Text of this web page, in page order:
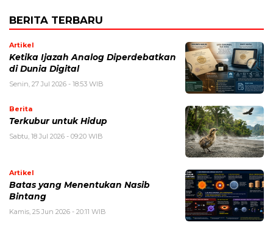
BERITA TERBARU
Artikel
Ketika Ijazah Analog Diperdebatkan
di Dunia Digital
Senin, 27 Jul 2026 - 18:53 WIB
Berita
Terkubur untuk Hidup
Sabtu, 18 Jul 2026 - 09:20 WIB
Artikel
Batas yang Menentukan Nasib
Bintang
Kamis, 25 Jun 2026 - 20:11 WIB